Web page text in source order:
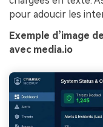
pour adoucir les
Exemple d’image
avec media.io